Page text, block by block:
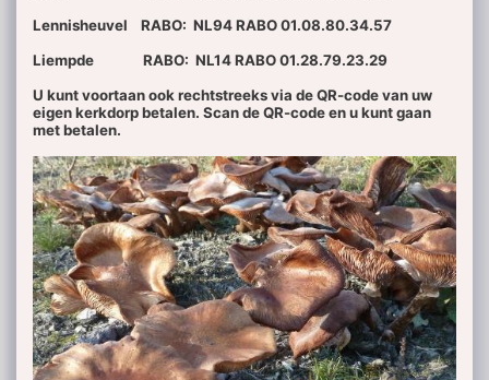
Lennisheuvel RABO: NL94 RABO 01.08.80.34.57
Liempde RABO: NL14 RABO 01.28.79.23.29
U kunt voortaan ook rechtstreeks via de QR-code van uw
eigen kerkdorp betalen. Scan de QR-code en u kunt gaan
met betalen.